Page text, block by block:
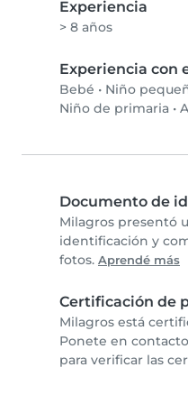
Experiencia
> 8 años
Experiencia con
Bebé • Niño
Niño de primaria •
Documento de
Milagros presentó
identificación y
fotos. Aprendé más
Certificación de
Milagros está
Ponete en
para verificar las